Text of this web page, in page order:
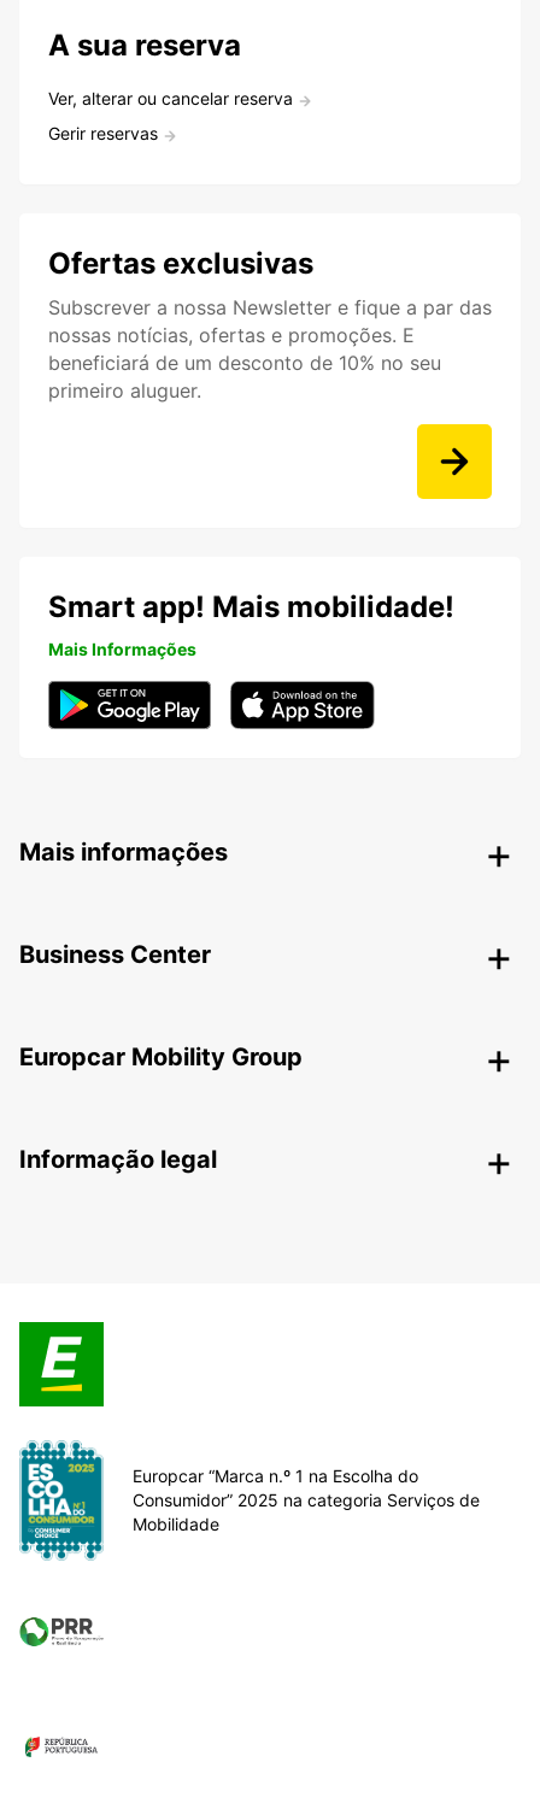
A sua reserva
Ver, alterar ou cancelar reserva
Gerir reservas
Ofertas exclusivas
Subscrever a nossa Newsletter e fique a par das
nossas notícias, ofertas e promoções. E
beneficiará de um desconto de 10% no seu
primeiro aluguer.
Smart app! Mais mobilidade!
Mais Informações
Mais informações
Business Center
Europcar Mobility Group
Informação legal
Europcar “Marca n.º 1 na Escolha do
Consumidor” 2025 na categoria Serviços de
Mobilidade